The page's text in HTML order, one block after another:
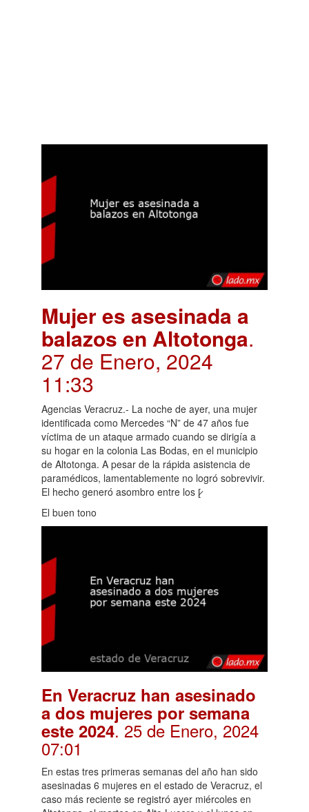
Mujer es asesinada a
balazos en Altotonga.
27 de Enero, 2024
11:33
Agencias Veracruz.- La noche de ayer, una mujer
identificada como Mercedes “N” de 47 años fue
víctima de un ataque armado cuando se dirigía a
su hogar en la colonia Las Bodas, en el municipio
de Altotonga. A pesar de la rápida asistencia de
paramédicos, lamentablemente no logró sobrevivir.
El hecho generó asombro entre los [̷
El buen tono
En Veracruz han asesinado
a dos mujeres por semana
este 2024. 25 de Enero, 2024
07:01
En estas tres primeras semanas del año han sido
asesinadas 6 mujeres en el estado de Veracruz, el
caso más reciente se registró ayer miércoles en